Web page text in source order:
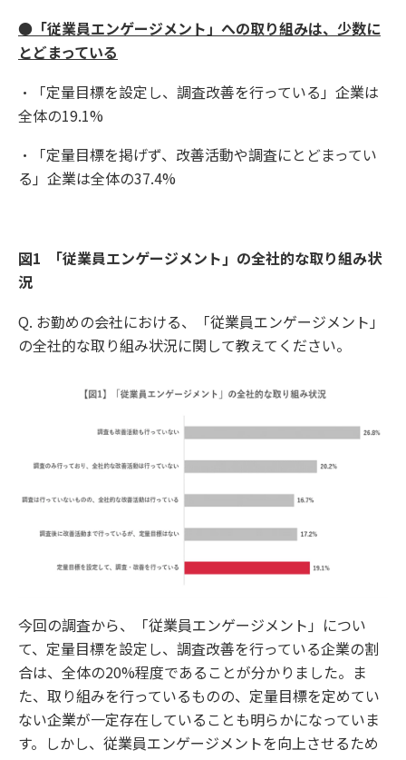
●「従業員エンゲージメント」への取り組みは、少数に
とどまっている
・「定量目標を設定し、調査改善を行っている」企業は
全体の19.1%
・「定量目標を掲げず、改善活動や調査にとどまってい
る」企業は全体の37.4%
図1
「従業員エンゲージメント」の全社的な取り組み状
況
Q. お勤めの会社における、「従業員エンゲージメント」
の全社的な取り組み状況に関して教えてください。
今回の調査から、「従業員エンゲージメント」につい
て、定量目標を設定し、調査改善を行っている企業の割
合は、全体の20%程度であることが分かりました。ま
た、取り組みを行っているものの、定量目標を定めてい
ない企業が一定存在していることも明らかになっていま
す。しかし、従業員エンゲージメントを向上させるため